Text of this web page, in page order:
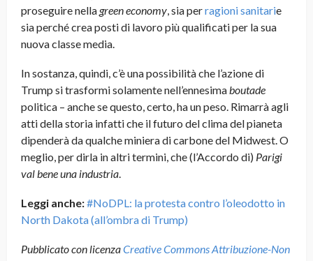
proseguire nellagreen economy, sia perragioni sanitarie
sia perché crea posti di lavoro più qualificati per la sua
nuova classe media.
In sostanza, quindi, c’è una possibilità che l’azione di
Trump si trasformi solamente nell’ennesimaboutade
politica – anche se questo, certo, ha un peso. Rimarrà agli
atti della storia infatti che il futuro del clima del pianeta
dipenderà da qualche miniera di carbone del Midwest. O
meglio, per dirla in altri termini, che (l’Accordo di) Parigi
val bene una industria.
Leggi anche:#NoDPL: la protesta contro l’oleodotto in
North Dakota (all’ombra di Trump)
Pubblicato con licenzaCreative Commons Attribuzione-Non